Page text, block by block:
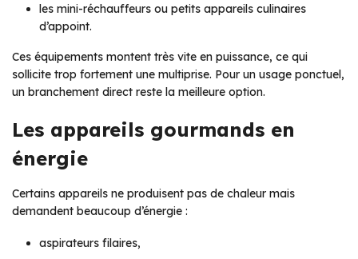
les mini-réchauffeurs ou petits appareils culinaires
d’appoint.
Ces équipements montent très vite en puissance, ce qui
sollicite trop fortement une multiprise. Pour un usage ponctuel,
un branchement direct reste la meilleure option.
Les appareils gourmands en
énergie
Certains appareils ne produisent pas de chaleur mais
demandent beaucoup d’énergie :
aspirateurs filaires,